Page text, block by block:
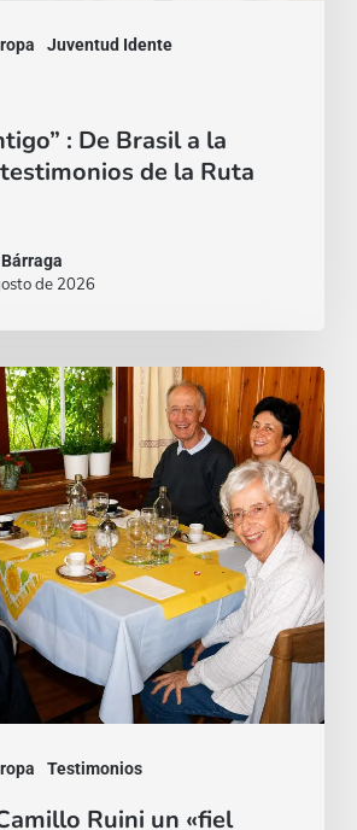
Juventud Idente
: De Brasil a la
de la Ruta
de 2026
Testimonios
Ruini un «fiel